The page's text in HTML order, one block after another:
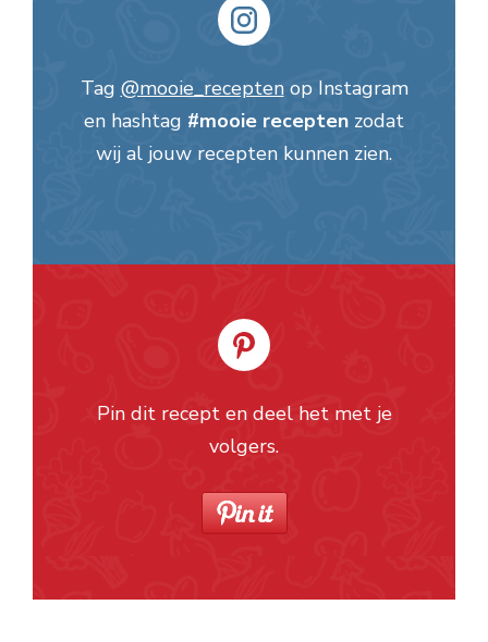
Tag @mooie_receptenop Instagram
en hashtag #mooie recepten zodat
wij al jouw recepten kunnen zien.
Pin dit recept en deel het met je
volgers.